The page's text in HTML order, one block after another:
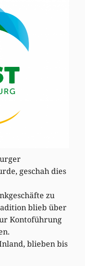
geschah dies
zu
blieb über
Kontoführung
blieben bis